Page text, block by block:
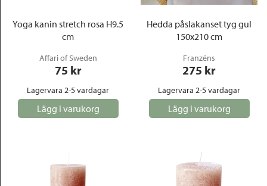
Yoga kanin stretch rosa H9.5
cm
Affari of Sweden
75 kr
Lagervara 2-5 vardagar
Lägg i varukorg
Hedda påslakanset tyg gul
150x210 cm
Franzéns
275 kr
Lagervara 2-5 vardagar
Lägg i varukorg